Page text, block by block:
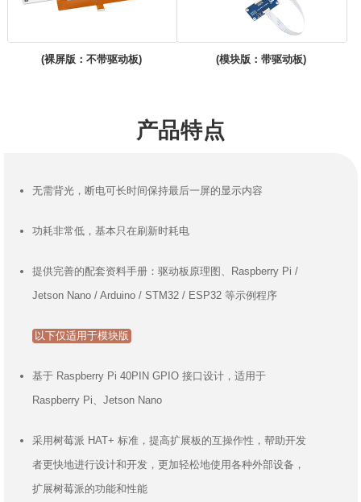
(裸屏版：不带驱动板) (模块版：带驱动板)
产品特点
无需背光，断电可长时间保持最后一屏的显示内容
功耗非常低，基本只在刷新时耗电
提供完善的配套资料手册：驱动板原理图、Raspberry Pi /
Jetson Nano / Arduino / STM32 / ESP32 等示例程序
以下仅适用于模块版
基于 Raspberry Pi 40PIN GPIO 接口设计，适用于
Raspberry Pi、Jetson Nano
采用树莓派 HAT+ 标准，提高扩展板的互操作性，帮助开发
者更快地进行设计和开发，更加轻松地使用各种外部设备，
扩展树莓派的功能和性能